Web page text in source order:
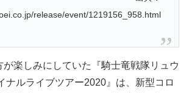
release/event/1219156_958.html
楽しみにしていた『騎士竜戦隊リュウ
ナルライブツアー2020』は、新型コロ